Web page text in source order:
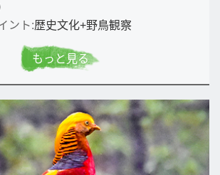
ント:歴史文化+野鳥観察
もっと見る